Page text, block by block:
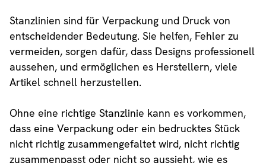
Stanzlinien sind für Verpackung und Druck von
entscheidender Bedeutung. Sie helfen, Fehler zu
vermeiden, sorgen dafür, dass Designs professionell
aussehen, und ermöglichen es Herstellern, viele
Artikel schnell herzustellen.
Ohne eine richtige Stanzlinie kann es vorkommen,
dass eine Verpackung oder ein bedrucktes Stück
nicht richtig zusammengefaltet wird, nicht richtig
zusammenpasst oder nicht so aussieht, wie es